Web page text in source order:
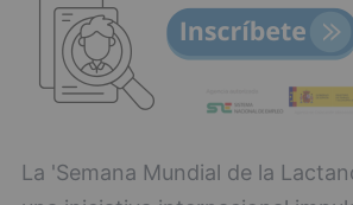
La 'Semana Mundial de la